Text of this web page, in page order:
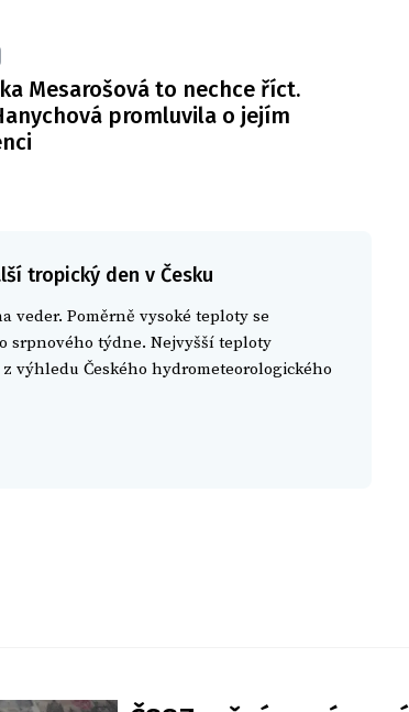
Mesarošová to nechce říct.
promluvila o jejím
tropický den v Česku
veder. Poměrně vysoké teploty se
srpnového týdne. Nejvyšší teploty
výhledu Českého hydrometeorologického